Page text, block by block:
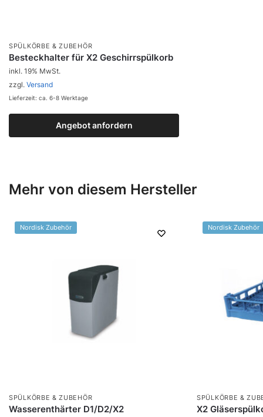
SPÜLKÖRBE & ZUBEHÖR
Besteckhalter für X2 Geschirrspülkorb
Zum Produkt
Angebot anfordern
inkl. 19% MwSt.
zzgl. Versand
Lieferzeit: ca. 6-8 Werktage
Mehr von diesem Hersteller
Nordisk Zubehör
SPÜLKÖRBE & ZUBEHÖR
Wasserenthärter D1/D2/X2
Nordisk Zubehör
SPÜLKÖRBE &
X2